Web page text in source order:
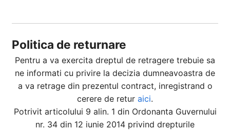
Politica de returnare
Pentru a va exercita dreptul de retragere trebuie sa
ne informati cu privire la decizia dumneavoastra de
a va retrage din prezentul contract, inregistrand o
cerere de retur aici.
Potrivit articolului 9 alin. 1 din Ordonanta Guvernului
nr. 34 din 12 iunie 2014 privind drepturile